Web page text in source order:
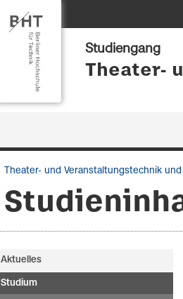
Studiengang
Theater-
Theater- und Veranstaltungstechnik
Aktuelles
Studium